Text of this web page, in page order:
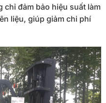
chỉ đảm bảo hiệu suất làm
liệu, giúp giảm chi phí